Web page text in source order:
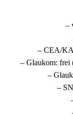
–
– CEA/
– Glaukom: frei
–
–